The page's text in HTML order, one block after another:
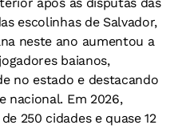
após as disputas das
escolinhas de Salvador,
neste ano aumentou a
baianos,
no estado e destacando
nacional. Em 2026,
250 cidades e quase 12